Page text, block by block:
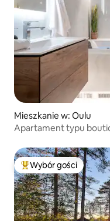
Mieszkanie w: Oulu
Apartament typu
Najpopularniejsze z
Wybór gości